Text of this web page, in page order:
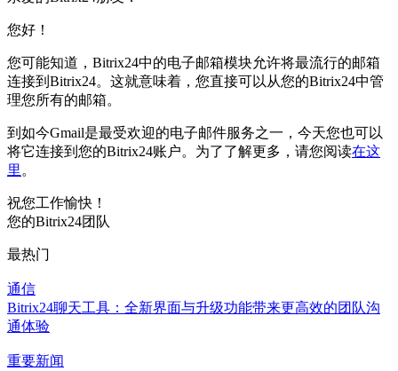
您好！
您可能知道，Bitrix24中的电子邮箱模块允许将最流行的邮箱
连接到Bitrix24。这就意味着，您直接可以从您的Bitrix24中管
理您所有的邮箱。
到如今Gmail是最受欢迎的电子邮件服务之一，今天您也可以
将它连接到您的Bitrix24账户。为了了解更多，请您阅读在这
里。
祝您工作愉快！
您的Bitrix24团队
最热门
通信
Bitrix24聊天工具：全新界面与升级功能带来更高效的团队沟
通体验
重要新闻